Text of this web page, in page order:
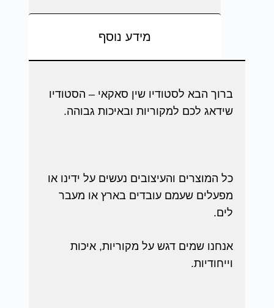
מידע נוסף
ברוך הבא לסטודיו שין סאקאי – הסטודיו
שידאג לכם למקוריות ובאיכות גבוהה.
כל המוצרים והעיצובים נעשים על ידינו או
מפעלים שעמם עובדים בארץ או מעבר
לים.
אנחנו שמים דגש על מקוריות, איכות
וייחודיות.